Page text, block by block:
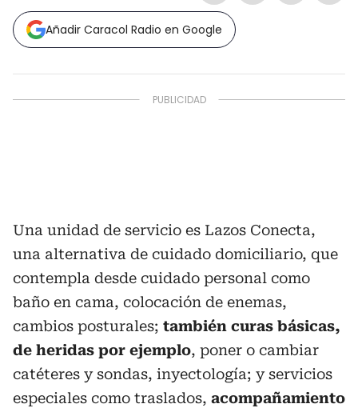
Añadir Caracol Radio en Google
Una unidad de servicio es Lazos Conecta,
una alternativa de cuidado domiciliario, que
contempla desde cuidado personal como
baño en cama, colocación de enemas,
cambios posturales; también curas básicas,
de heridas por ejemplo, poner o cambiar
catéteres y sondas, inyectología; y servicios
especiales como traslados, acompañamiento